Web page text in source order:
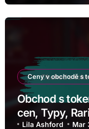
Ceny v obchodě s
Obchod s
cen, Typy,
Lila Ashford Mar